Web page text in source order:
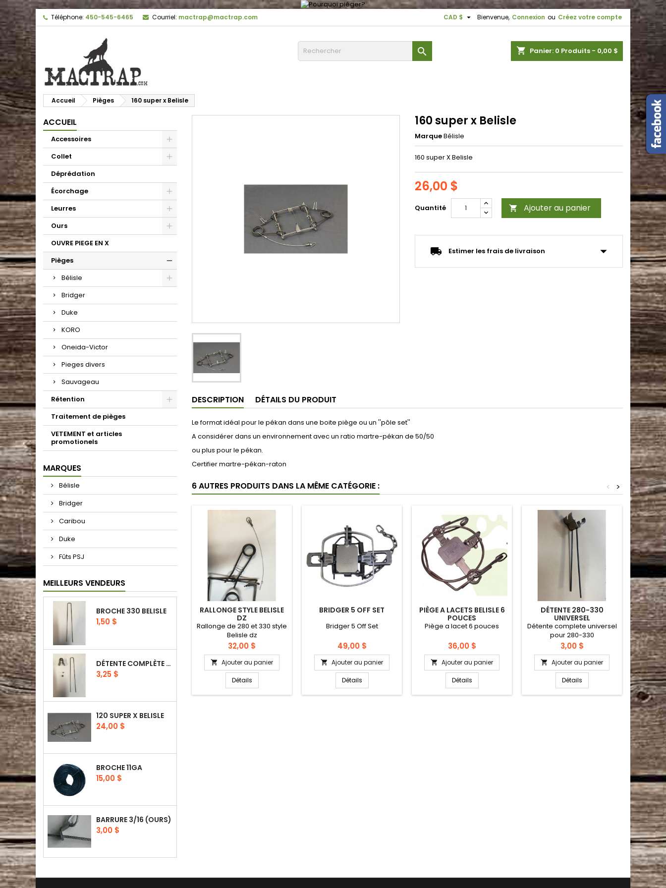
Téléphone: 450-545-6465 Courriel: mactrap@mactrap.com Bienvenue, Connexion ou Créez votre compte
CAD $ 
shopping_cart Panier: 0 Produits - 0,00 $

Accueil Pièges 160 super x Belisle
ACCUEIL
Accessoires
Collet
Déprédation
Écorchage
Leurres
Ours
OUVRE PIEGE EN X
Pièges
Bélisle
Bridger
Duke
KORO
Oneida-Victor
Pieges divers
Sauvageau
Rétention
Traitement de pièges
VETEMENT et articles
promotionels
MARQUES
Bélisle
Bridger
Caribou
Duke
Fûts PSJ
MEILLEURS VENDEURS
BROCHE 330 BELISLE
Prix
1,50 $
DÉTENTE COMPLÈTE 330 BELISLE
Prix
3,25 $
120 SUPER X BELISLE
Prix
24,00 $
BROCHE 11GA
Prix
15,00 $
BARRURE 3/16 (OURS)
Prix
3,00 $
160 super x Belisle
MarqueBélisle
160 super X Belisle
26,00 $
Quantité  Ajouter au panier
local_shipping Estimer les frais de livraison arrow_drop_down
DESCRIPTION DÉTAILS DU PRODUIT
Le format idéal pour le pékan dans une boite piège ou un ''pôle set''
A considérer dans un environnement avec un ratio martre-pékan de 50/50
ou plus pour le pékan.
Certifier martre-pékan-raton
6 AUTRES PRODUITS DANS LA MÊME CATÉGORIE : >
<
RALLONGE STYLE BELISLE
DZ
Rallonge de 280 et 330 style
Belisle dz
Prix
32,00 $
 Ajouter au panier
Détails
BRIDGER 5 OFF SET
Bridger 5 Off Set
Prix
49,00 $
 Ajouter au panier
Détails
PIÈGE A LACETS BELISLE 6
POUCES
Piège a lacet 6 pouces
Prix
36,00 $
 Ajouter au panier
Détails
DÉTENTE 280-330
UNIVERSEL
Détente complete universel
pour 280-330
Prix
3,00 $
 Ajouter au panier
Détails
